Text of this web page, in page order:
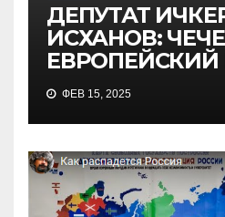
ДЕПУТАТ
ИСХАНОВ:
ФЕВ 15, 2025